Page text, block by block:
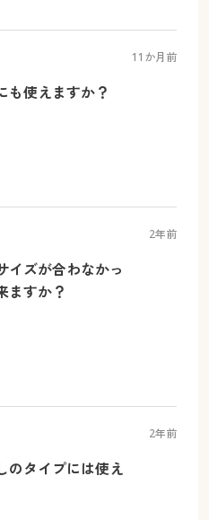
11か月前
も使えますか？
2年前
イズが合わなかっ
ますか？
2年前
のタイプには使え